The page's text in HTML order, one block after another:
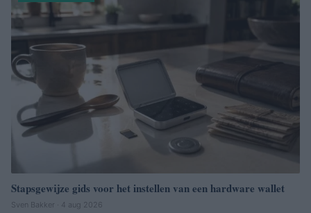
Stapsgewijze gids voor het instellen van een hardware wallet
Sven Bakker · 4 aug 2026